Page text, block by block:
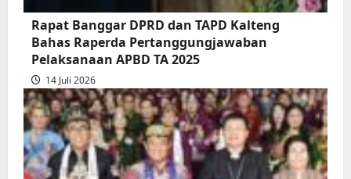
Pertanggungjawaban
Pelaksanaan
APBD
2025
Rapat Banggar DPRD dan TAPD Kalteng
Bahas Raperda Pertanggungjawaban
Pelaksanaan APBD TA 2025
14 Juli 2026